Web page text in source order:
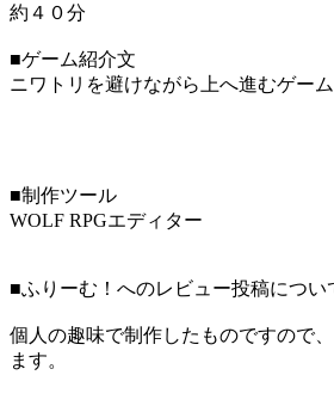
約４０分
■ゲーム紹介文
ニワトリを避けながら上へ進むゲーム
■制作ツール
WOLF RPGエディター
■ふりーむ！へのレビュー投稿につい
個人の趣味で制作したものですので
ます。